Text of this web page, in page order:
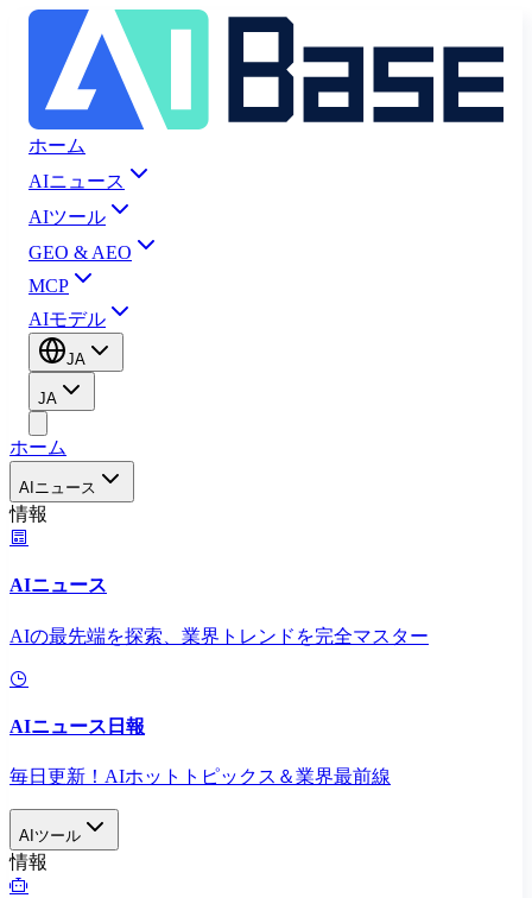
ホーム
AIニュース
AIツール
GEO & AEO
MCP
AIモデル
JA
JA
ホーム
AIニュース
情報
AIニュース
AIの最先端を探索、業界トレンドを完全マスター
AIニュース日報
毎日更新！AIホットトピックス＆業界最前線
AIツール
情報